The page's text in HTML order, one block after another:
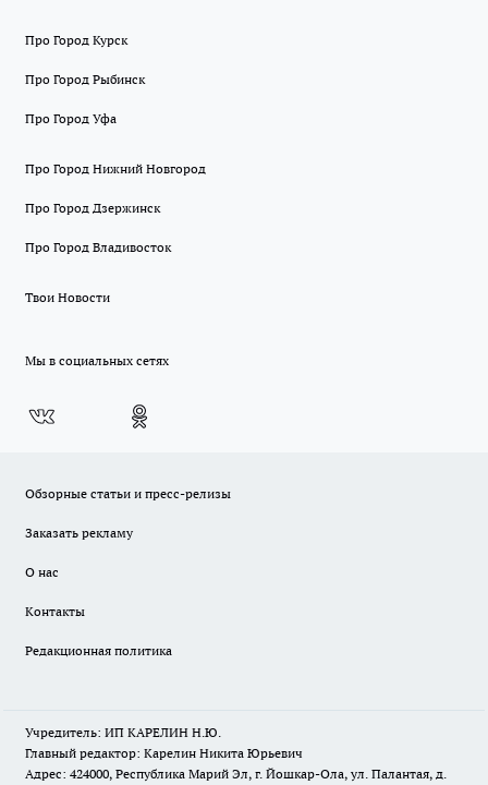
Про Город Курск
Про Город Рыбинск
Про Город Уфа
Про Город Нижний Новгород
Про Город Дзержинск
Про Город Владивосток
Твои Новости
Мы в социальных сетях
Обзорные статьи и пресс-релизы
Заказать рекламу
О нас
Контакты
Редакционная политика
Учредитель: ИП КАРЕЛИН Н.Ю.
Главный редактор: Карелин Никита Юрьевич
Адрес: 424000, Республика Марий Эл, г. Йошкар-Ола, ул. Палантая, д.